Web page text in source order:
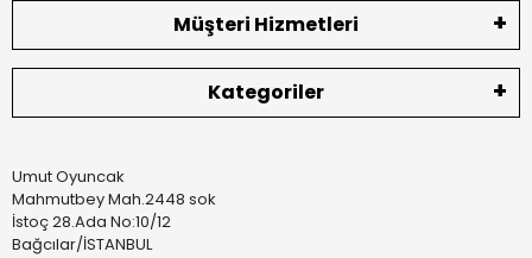
Müşteri Hizmetleri
Kategoriler
Umut Oyuncak
Mahmutbey Mah.2448 sok
İstoç 28.Ada No:10/12
Bağcılar/İSTANBUL